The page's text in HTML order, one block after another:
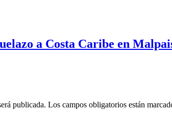
a Costa Caribe en
publicada. Los campos obligatorios están